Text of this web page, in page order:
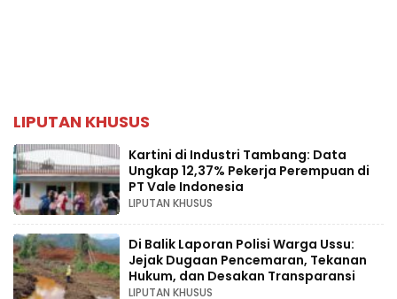
LIPUTAN KHUSUS
Kartini di Industri Tambang: Data
Ungkap 12,37% Pekerja Perempuan di
PT Vale Indonesia
LIPUTAN KHUSUS
Di Balik Laporan Polisi Warga Ussu:
Jejak Dugaan Pencemaran, Tekanan
Hukum, dan Desakan Transparansi
LIPUTAN KHUSUS